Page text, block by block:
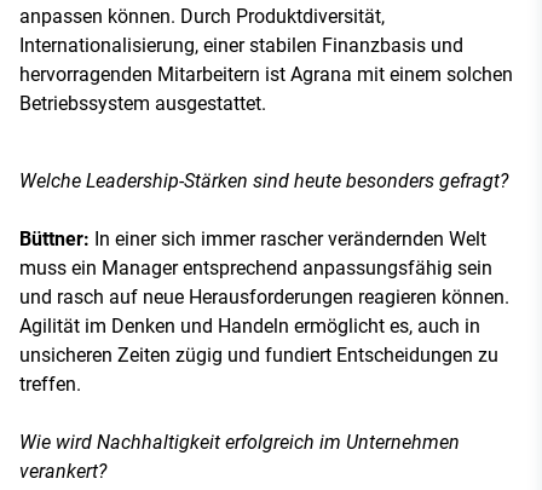
anpassen können. Durch Produktdiversität,
Internationalisierung, einer stabilen Finanzbasis und
hervorragenden Mitarbeitern ist Agrana mit einem solchen
Betriebssystem ausgestattet.
Welche Leadership-Stärken sind heute besonders gefragt?
Büttner: In einer sich immer rascher verändernden Welt
muss ein Manager entsprechend anpassungsfähig sein
und rasch auf neue Herausforderungen reagieren können.
Agilität im Denken und Handeln ermöglicht es, auch in
unsicheren Zeiten zügig und fundiert Entscheidungen zu
treffen.
Wie wird Nachhaltigkeit erfolgreich im Unternehmen
verankert?